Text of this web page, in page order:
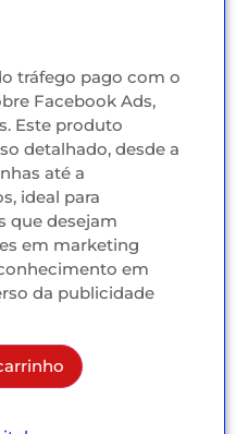
tráfego pago com o
Facebook Ads,
Este produto
detalhado, desde a
até a
ideal para
que desejam
em marketing
em
da publicidade